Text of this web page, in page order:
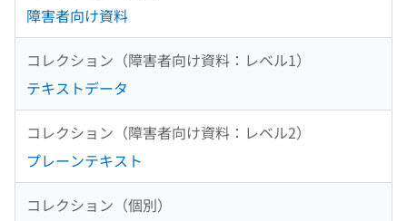
障害者向け資料
コレクション（障害者向け資料：レベル1）
テキストデータ
コレクション（障害者向け資料：レベル2）
プレーンテキスト
コレクション（個別）